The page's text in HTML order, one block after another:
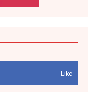
Like